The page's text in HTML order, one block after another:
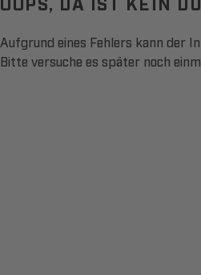
Aufgrund eines Fehlers kann der
Bitte versuche es später noch